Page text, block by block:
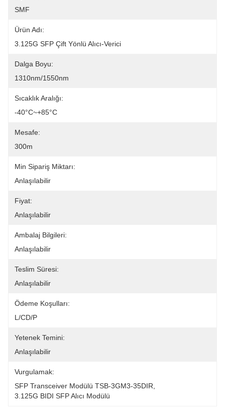
SMF
Ürün Adı:
3.125G SFP Çift Yönlü Alıcı-Verici
Dalga Boyu:
1310nm/1550nm
Sıcaklık Aralığı:
-40°C~+85°C
Mesafe:
300m
Min Sipariş Miktarı:
Anlaşılabilir
Fiyat:
Anlaşılabilir
Ambalaj Bilgileri:
Anlaşılabilir
Teslim Süresi:
Anlaşılabilir
Ödeme Koşulları:
L/CD/P
Yetenek Temini:
Anlaşılabilir
Vurgulamak:
SFP Transceiver Modülü TSB-3GM3-35DIR
3.125G BIDI SFP Alıcı Modülü